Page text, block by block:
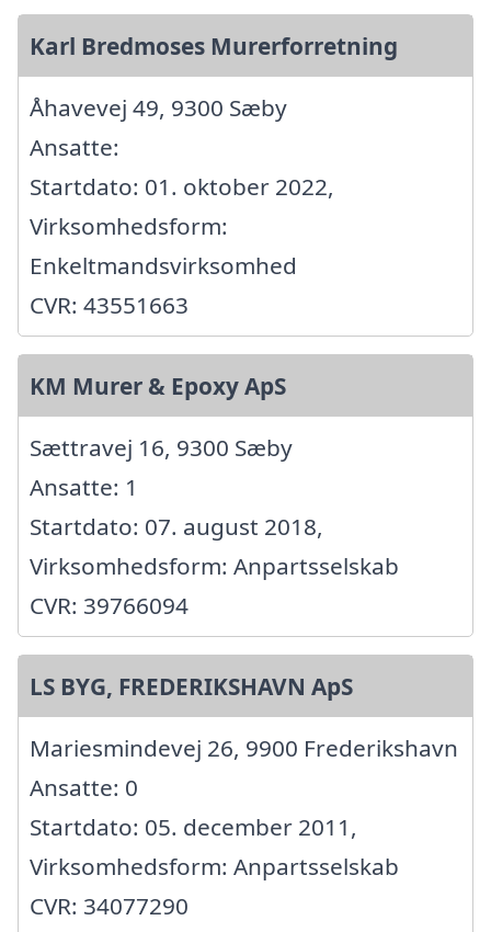
Karl Bredmoses Murerforretning
Åhavevej 49, 9300 Sæby
Ansatte:
Startdato: 01. oktober 2022,
Virksomhedsform:
Enkeltmandsvirksomhed
CVR: 43551663
KM Murer & Epoxy ApS
Sættravej 16, 9300 Sæby
Ansatte: 1
Startdato: 07. august 2018,
Virksomhedsform: Anpartsselskab
CVR: 39766094
LS BYG, FREDERIKSHAVN ApS
Mariesmindevej 26, 9900 Frederikshavn
Ansatte: 0
Startdato: 05. december 2011,
Virksomhedsform: Anpartsselskab
CVR: 34077290